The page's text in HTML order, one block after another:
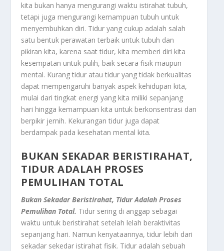
kita bukan hanya mengurangi waktu istirahat tubuh,
tetapi juga mengurangi kemampuan tubuh untuk
menyembuhkan diri. Tidur yang cukup adalah salah
satu bentuk perawatan terbaik untuk tubuh dan
pikiran kita, karena saat tidur, kita memberi diri kita
kesempatan untuk pulih, baik secara fisik maupun
mental. Kurang tidur atau tidur yang tidak berkualitas
dapat mempengaruhi banyak aspek kehidupan kita,
mulai dari tingkat energi yang kita miliki sepanjang
hari hingga kemampuan kita untuk berkonsentrasi dan
berpikir jernih. Kekurangan tidur juga dapat
berdampak pada kesehatan mental kita.
BUKAN SEKADAR BERISTIRAHAT,
TIDUR ADALAH PROSES
PEMULIHAN TOTAL
Bukan Sekadar Beristirahat, Tidur Adalah Proses
Pemulihan Total. Tidur sering di anggap sebagai
waktu untuk beristirahat setelah lelah beraktivitas
sepanjang hari. Namun kenyataannya, tidur lebih dari
sekadar sekedar istirahat fisik. Tidur adalah sebuah